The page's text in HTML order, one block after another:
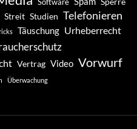
Software Sperre
Streit Studien Telefonieren
Täuschung Urheberrecht
Vertrag Video Vorwurf
Überwachung